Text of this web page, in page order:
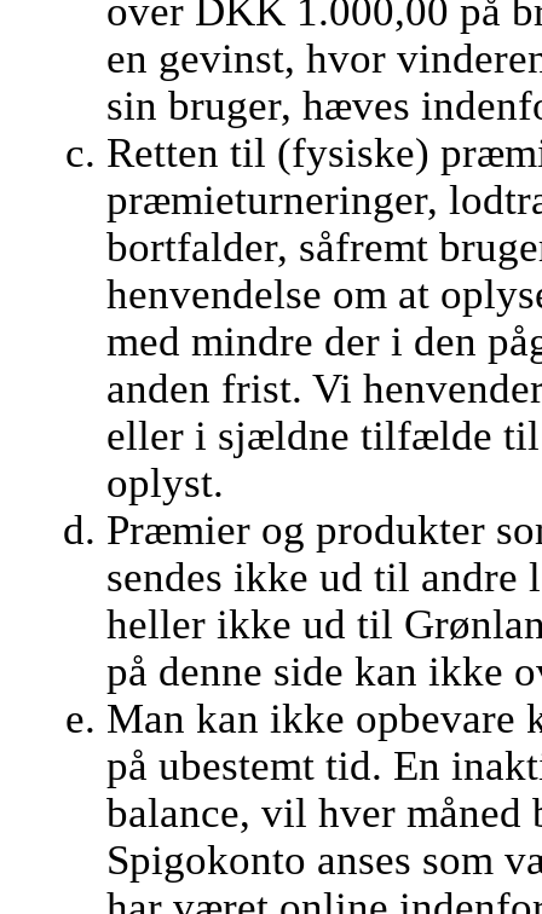
over DKK 1.000,00 på
en gevinst, hvor
sin bruger, hæves
Retten til (fysiske)
præmieturneringer,
bortfalder, såfremt
henvendelse om at
med mindre der i den
anden frist. Vi
eller i sjældne tilfælde til
oplyst.
Præmier og produkter
sendes ikke ud til andre
heller ikke ud til
på denne side kan ikke
Man kan ikke opbevare
på ubestemt tid. En
balance, vil hver
Spigokonto anses som